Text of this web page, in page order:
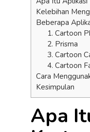
Kelebihan
Beberapa
1. Cartoon
2. Prisma
3. Cartoon
4. Cartoon
Cara
Kesimpulan
Apa